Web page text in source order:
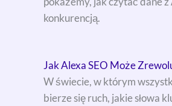
konkurencją.
Jak Alexa SEO Może
W świecie, w którym
bierze się ruch, jakie słowa